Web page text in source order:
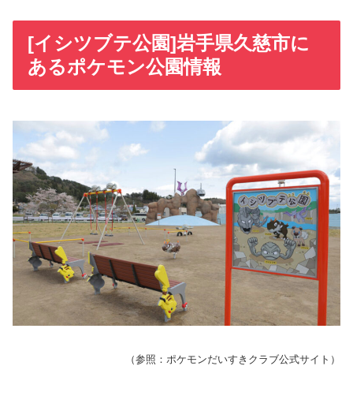
[イシツブテ公園]岩手県久慈市に
あるポケモン公園情報
（参照：ポケモンだいすきクラブ公式サイト）